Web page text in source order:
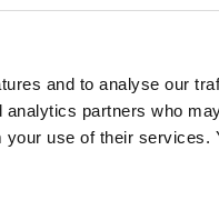
and to analyse our
partners who
your use of their services.
V / 40 Ah